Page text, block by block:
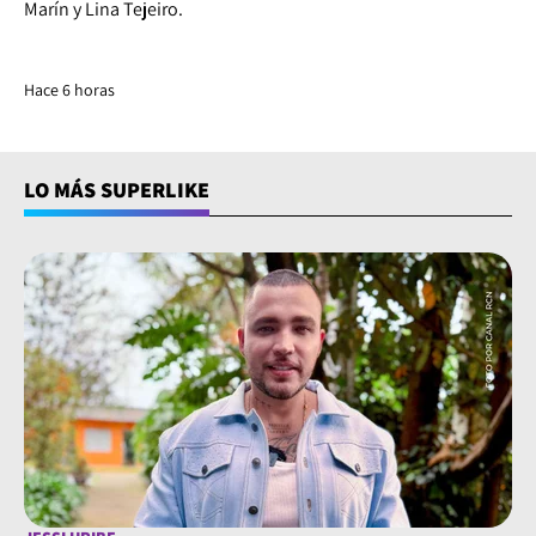
Marín y Lina Tejeiro.
Hace 6 horas
LO MÁS SUPERLIKE